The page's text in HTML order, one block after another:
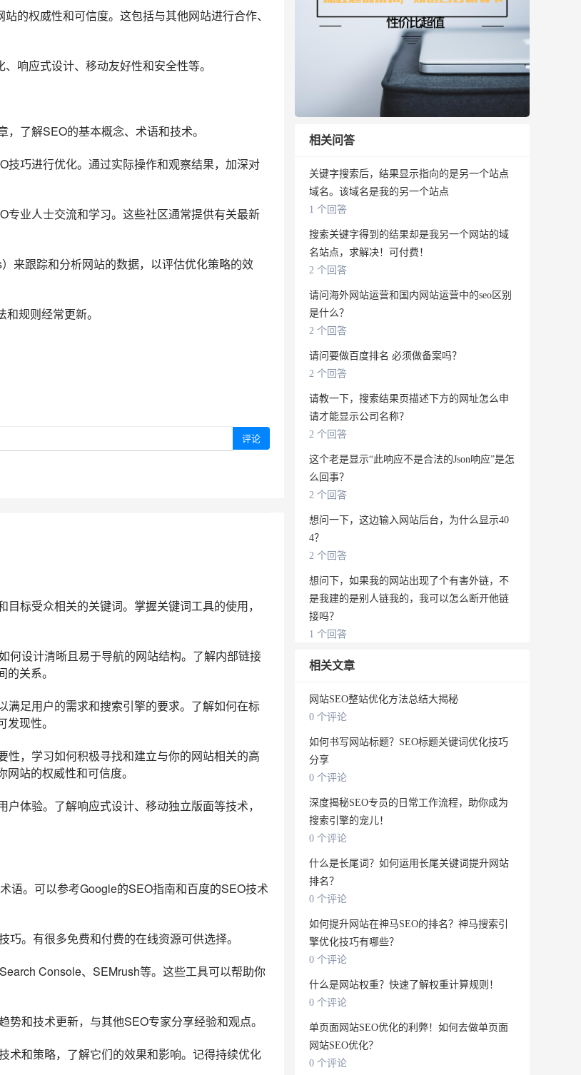
的权威性和可信度。这包括与其他网站进行合作、
响应式设计、移动友好性和安全性等。
了解SEO的基本概念、术语和技术。
巧进行优化。通过实际操作和观察结果，加深对
业人士交流和学习。这些社区通常提供有关最新
来跟踪和分析网站的数据，以评估优化策略的效
规则经常更新。
标受众相关的关键词。掌握关键词工具的使用，
何设计清晰且易于导航的网站结构。了解内部链接
关系。
足用户的需求和搜索引擎的要求。了解如何在标
现性。
，学习如何积极寻找和建立与你的网站相关的高
站的权威性和可信度。
体验。了解响应式设计、移动独立版面等技术，
语。可以参考Google的SEO指南和百度的SEO技术
。有很多免费和付费的在线资源可供选择。
Console、SEMrush等。这些工具可以帮助你
和技术更新，与其他SEO专家分享经验和观点。
术和策略，了解它们的效果和影响。记得持续优化
相关问答
关键字搜索后，结果显示指向的是另一个站点
域名。该域名是我的另一个站点
1 个回答
搜索关键字得到的结果却是我另一个网站的域
名站点，求解决！可付费！
2 个回答
请问海外网站运营和国内网站运营中的seo区别
是什么？
2 个回答
请问要做百度排名 必须做备案吗？
2 个回答
请教一下，搜索结果页描述下方的网址怎么申
请才能显示公司名称？
2 个回答
这个老是显示“此响应不是合法的Json响应”是怎
么回事？
2 个回答
想问一下，这边输入网站后台，为什么显示40
4？
2 个回答
想问下，如果我的网站出现了个有害外链，不
是我建的是别人链我的，我可以怎么断开他链
接吗？
1 个回答
相关文章
网站SEO整站优化方法总结大揭秘
0 个评论
如何书写网站标题？SEO标题关键词优化技巧
分享
0 个评论
深度揭秘SEO专员的日常工作流程，助你成为
搜索引擎的宠儿！
0 个评论
什么是长尾词？如何运用长尾关键词提升网站
排名？
0 个评论
如何提升网站在神马SEO的排名？神马搜索引
擎优化技巧有哪些？
0 个评论
什么是网站权重？快速了解权重计算规则！
0 个评论
单页面网站SEO优化的利弊！如何去做单页面
网站SEO优化？
0 个评论